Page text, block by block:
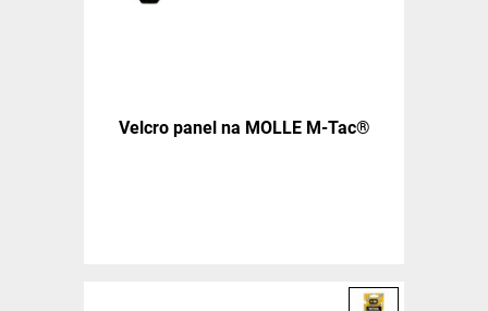
Velcro panel na MOLLE M-Tac®